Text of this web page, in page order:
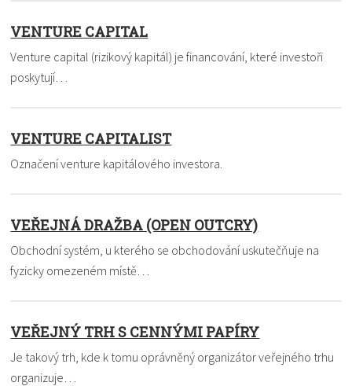
VENTURE CAPITAL
Venture capital (rizikový kapitál) je financování, které investoři
poskytují…
VENTURE CAPITALIST
Označení venture kapitálového investora.
VEŘEJNÁ DRAŽBA (OPEN OUTCRY)
Obchodní systém, u kterého se obchodování uskutečňuje na
fyzicky omezeném místě…
VEŘEJNÝ TRH S CENNÝMI PAPÍRY
Je takový trh, kde k tomu oprávněný organizátor veřejného trhu
organizuje…